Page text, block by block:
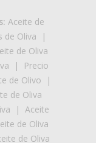
Aceite de
de Oliva |
de Oliva
|
Precio
de Olivo |
de Oliva
| Aceite
de Oliva
de Oliva